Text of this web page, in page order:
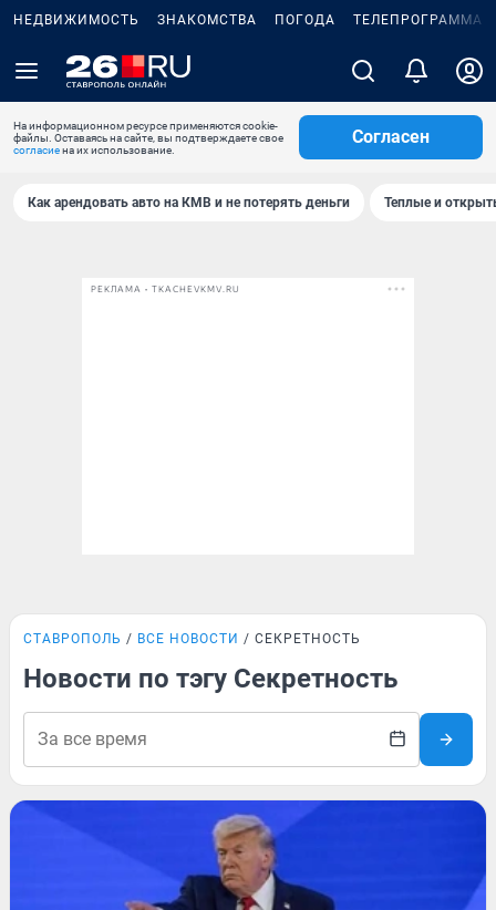
НЕДВИЖИМОСТЬ ЗНАКОМСТВА ПОГОДА ТЕЛЕПРОГРАММА
На информационном ресурсе применяются cookie-
файлы. Оставаясь на сайте, вы подтверждаете свое
согласиена их использование.
Согласен
Как арендовать авто на КМВ и не потерять деньги Теплые и
РЕКЛАМА • TKACHEVKMV.RU
СТАВРОПОЛЬ ВСЕ НОВОСТИ СЕКРЕТНОСТЬ
Новости по тэгу Секретность